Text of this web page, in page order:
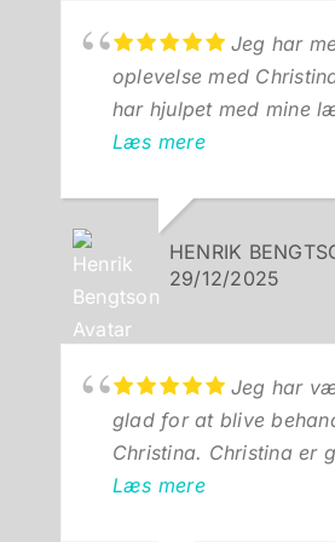
Jeg har
oplevelse med
har hjulpet med mine
rygsmerter. Hun kan
Læs mere
HENRIK
29/12/2025
Jeg har
glad for at blive
Christina. Christina er
både til det sagte og
Læs mere